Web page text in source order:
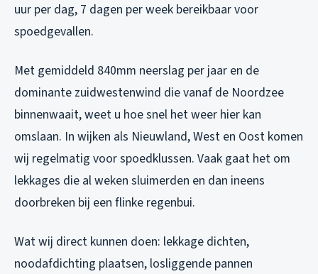
uur per dag, 7 dagen per week bereikbaar voor
spoedgevallen.
Met gemiddeld 840mm neerslag per jaar en de
dominante zuidwestenwind die vanaf de Noordzee
binnenwaait, weet u hoe snel het weer hier kan
omslaan. In wijken als Nieuwland, West en Oost komen
wij regelmatig voor spoedklussen. Vaak gaat het om
lekkages die al weken sluimerden en dan ineens
doorbreken bij een flinke regenbui.
Wat wij direct kunnen doen: lekkage dichten,
noodafdichting plaatsen, losliggende pannen